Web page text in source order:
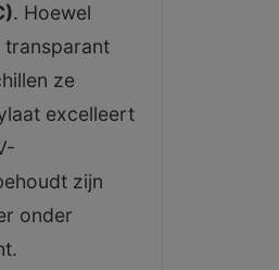
. Hoewel
ze
excelleert
zijn
onder